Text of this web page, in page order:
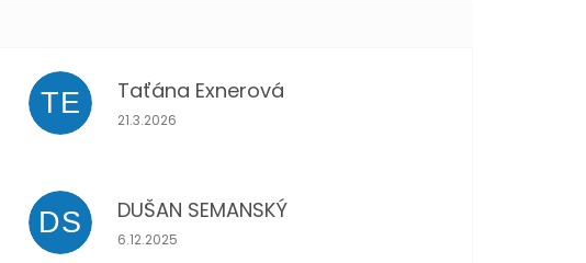
TE Taťána Exnerová
Hodnocení obchodu je 5 z 5 hvězdiček.
21.3.2026
DS DUŠAN SEMANSKÝ
Hodnocení obchodu je 5 z 5 hvězdiček.
6.12.2025